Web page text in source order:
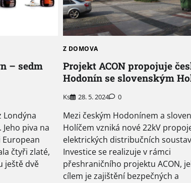
– sedm
Londýna
piva na
čtyři zlaté,
ještě dvě
Z DOMOVA
Projekt ACON propojuje
Hodonín se slovenským
Ks 28. 5. 2024 0
Mezi českým Hodonínem a
Holíčem vzniká nové 22kV
elektrických distribučních
Investice se realizuje v rámci
přeshraničního projektu ACON,
cílem je zajištění bezpečných a